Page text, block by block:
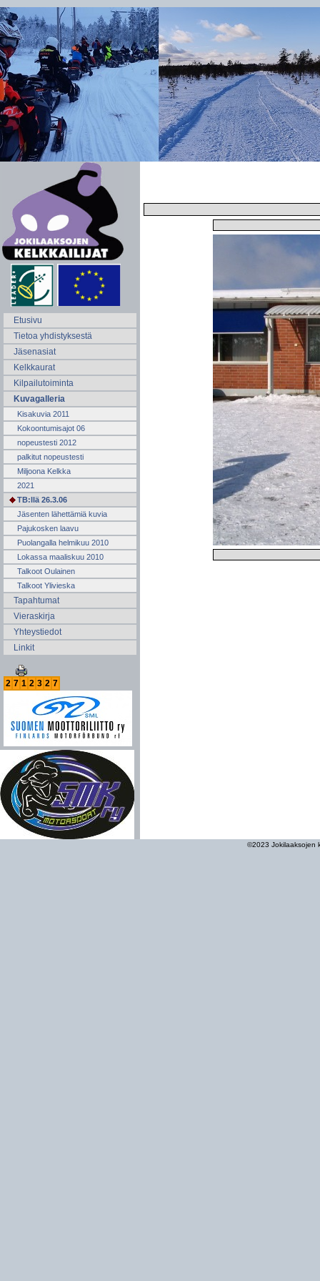
Etusivu
Tietoa yhdistyksestä
Jäsenasiat
Kelkkaurat
Kilpailutoiminta
Kuvagalleria
Kisakuvia 2011
Kokoontumisajot 06
nopeustesti 2012
palkitut nopeustesti
Miljoona Kelkka
2021
TB:llä 26.3.06
Jäsenten lähettämiä kuvia
Pajukosken laavu
Puolangalla helmikuu 2010
Lokassa maaliskuu 2010
Talkoot Oulainen
Talkoot Ylivieska
Tapahtumat
Vieraskirja
Yhteystiedot
Linkit
2 7 1 2 3 2 7
©2023 Jokilaaksojen